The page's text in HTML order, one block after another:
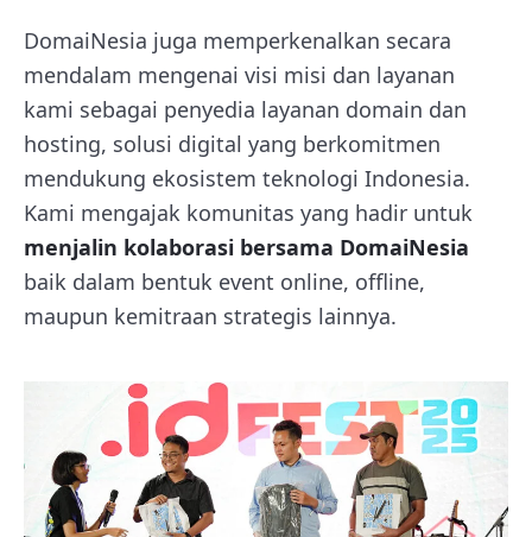
DomaiNesia juga memperkenalkan secara
mendalam mengenai visi misi dan layanan
kami sebagai penyedia layanan domain dan
hosting, solusi digital yang berkomitmen
mendukung ekosistem teknologi Indonesia.
Kami mengajak komunitas yang hadir untuk
menjalin kolaborasi bersama DomaiNesia
baik dalam bentuk event online, offline,
maupun kemitraan strategis lainnya.